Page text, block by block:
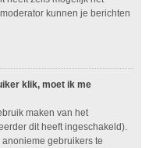
kunnen je berichten
klik, moet ik me
maken van het
dit heeft ingeschakeld).
gebruikers te